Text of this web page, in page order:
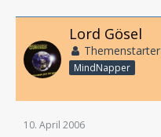
Lord Gösel
Themenstarter
MindNapper
10. April 2006